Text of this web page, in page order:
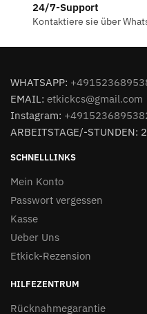
24/7-Support
Kontaktiere sie über
WHATSAPP:
EMAIL: etkickcs@gmail.com
Instagram:
ARBEITSTAGE/-STUNDEN:
SCHNELLLINKS
Mein Konto
Passwort vergessen
Kasse
Ueber Uns
Etkick-Rezension
HILFEZENTRUM
Rücknahmegarantie